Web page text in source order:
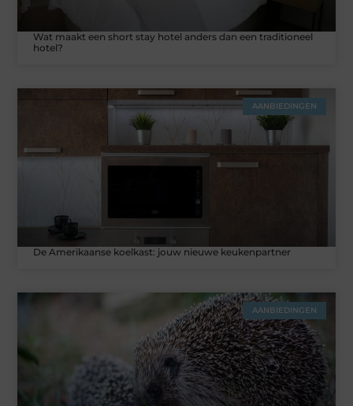
Wat maakt een short stay hotel anders dan een traditioneel
hotel?
AANBIEDINGEN
De Amerikaanse koelkast: jouw nieuwe keukenpartner
AANBIEDINGEN